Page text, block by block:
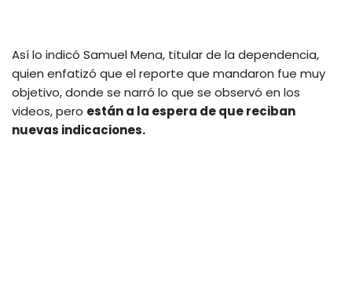
Así lo indicó Samuel Mena, titular de la dependencia,
quien enfatizó que el reporte que mandaron fue muy
objetivo, donde se narró lo que se observó en los
videos, pero están a la espera de que reciban
nuevas indicaciones.